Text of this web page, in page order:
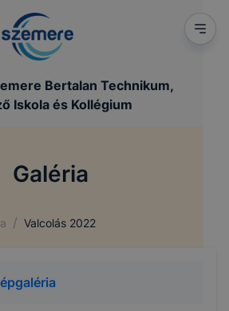
Bertalan Technikum,
Iskola és Kollégium
Galéria
/ Valcolás 2022